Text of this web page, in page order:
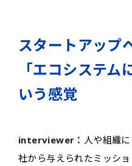
スタートアップ
「エコシステム
いう感覚
interviewer： 人や組織
社から与えられたミッシ